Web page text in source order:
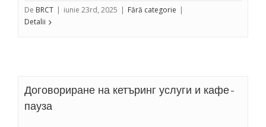
De BRCT | iunie 23rd, 2025 | Fără categorie |
Detalii
Договориране на кетъринг услуги и кафе-
пауза